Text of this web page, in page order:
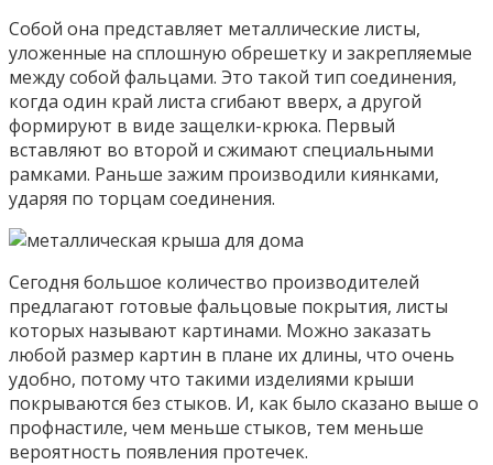
Собой она представляет металлические листы,
уложенные на сплошную обрешетку и закрепляемые
между собой фальцами. Это такой тип соединения,
когда один край листа сгибают вверх, а другой
формируют в виде защелки-крюка. Первый
вставляют во второй и сжимают специальными
рамками. Раньше зажим производили киянками,
ударяя по торцам соединения.
Сегодня большое количество производителей
предлагают готовые фальцовые покрытия, листы
которых называют картинами. Можно заказать
любой размер картин в плане их длины, что очень
удобно, потому что такими изделиями крыши
покрываются без стыков. И, как было сказано выше о
профнастиле, чем меньше стыков, тем меньше
вероятность появления протечек.